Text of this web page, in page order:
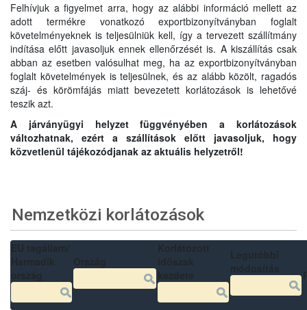
Felhívjuk a figyelmet arra, hogy az alábbi információ mellett az
adott termékre vonatkozó exportbizonyítványban foglalt
követelményeknek is teljesülniük kell, így a tervezett szállítmány
indítása előtt javasoljuk ennek ellenőrzését is. A kiszállítás csak
abban az esetben valósulhat meg, ha az exportbizonyítványban
foglalt követelmények is teljesülnek, és az alább közölt, ragadós
száj- és körömfájás miatt bevezetett korlátozások is lehetővé
teszik azt.
A járványügyi helyzet függvényében a korlátozások
változhatnak, ezért a szállítások előtt javasoljuk, hogy
közvetlenül tájékozódjanak az aktuális helyzetről!
Nemzetközi korlátozások